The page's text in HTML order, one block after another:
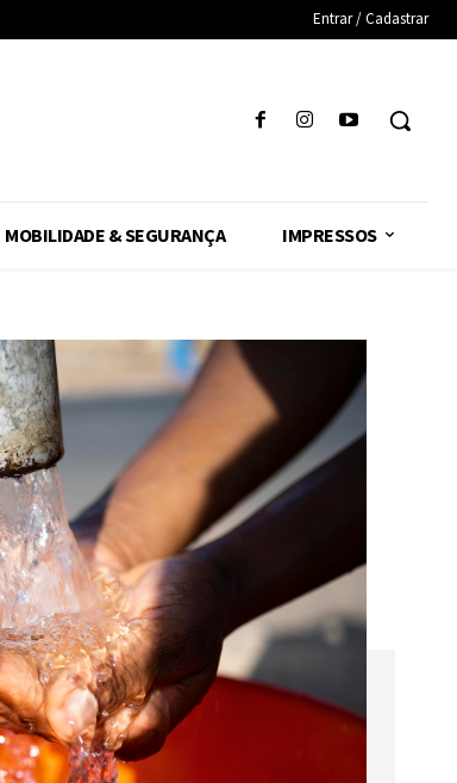
Entrar / Cadastrar
MOBILIDADE & SEGURANÇA IMPRESSOS